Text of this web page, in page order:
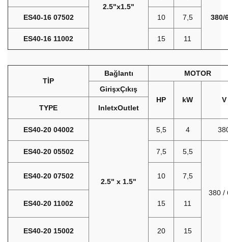
2.5"x1.5"
380/
ES40-16 07502 10 7,5
ES40-16 11002 15 11
TİP
Bağlantı
MOTOR
GirişxÇıkış
HP
kW
V
TYPE
InletxOutlet
ES40-20 04002
2.5" x 1.5"
5,5 4
ES40-20 05502 7,5 5,5
380 /
ES40-20 07502 10 7,5
ES40-20 11002 15 11
ES40-20 15002 20 15